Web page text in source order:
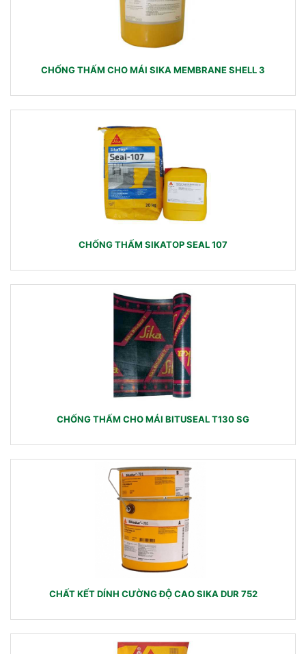
CHỐNG THẤM CHO MÁI SIKA MEMBRANE SHELL 3
CHỐNG THẤM SIKATOP SEAL 107
CHỐNG THẤM CHO MÁI BITUSEAL T130 SG
CHẤT KẾT DÍNH CƯỜNG ĐỘ CAO SIKA DUR 752